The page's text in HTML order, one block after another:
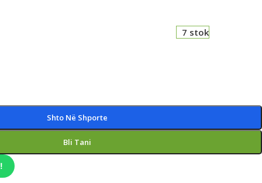
7 stok
Shto Në Shporte
Bli Tani